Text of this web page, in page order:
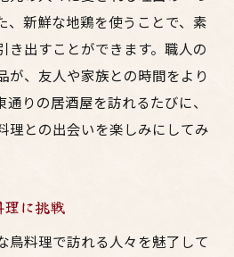
利用に最適なプラン
梅田の居酒屋で特別なひと
な飲み放題プラン
ながらの特別な夜
な居酒屋の選び方
鳥料理の盛り合わせ
クーポン情報
、新鮮な地鶏を使うことで、素
き出すことができます。職人の
が、友人や家族との時間をより
りの居酒屋を訪れるたびに、
理との出会いを楽しみにしてみ
に挑戦
鳥料理で訪れる人々を魅了して